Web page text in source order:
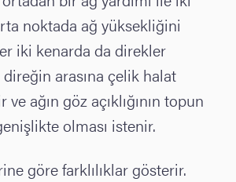
noktada ağ yüksekliğini
iki kenarda da direkler
direğin arasına çelik halat
ve ağın göz açıklığının topun
olması istenir.
göre farklılıklar gösterir.